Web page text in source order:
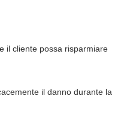
il cliente possa risparmiare
il danno durante la